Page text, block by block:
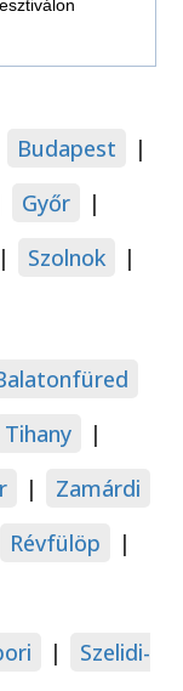
Budapest
|
Győr
|
| Szolnok
|
Tihany
|
|
Zamárdi
Révfülöp
|
|
Szelidi-